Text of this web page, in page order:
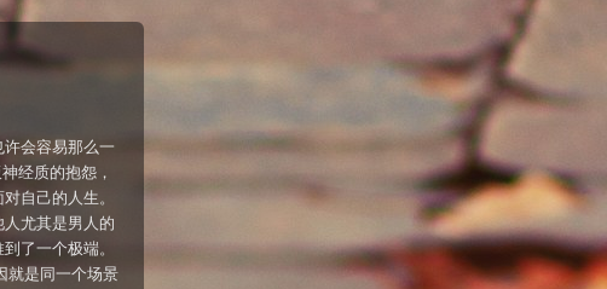
会容易那么一
经质的抱怨，
自己的人生。
尤其是男人的
了一个极端。
就是同一个场景